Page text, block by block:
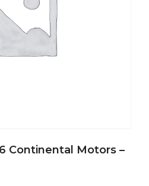
Continental Motors –